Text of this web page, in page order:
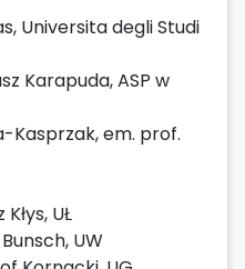
Universita degli Studi
Karapuda, ASP w
Kasprzak, em. prof.
UŁ
UW